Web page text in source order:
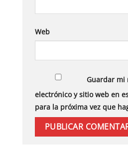
Web
Guardar mi
electrónico y sitio web en
para la próxima vez que